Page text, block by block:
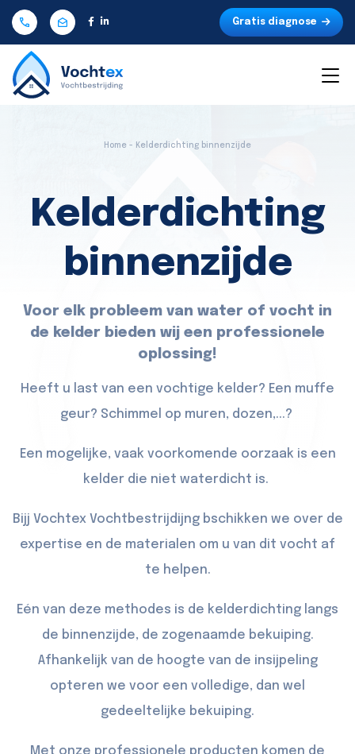
Gratis diagnose
Home - Kelderdichting binnenzijde
Kelderdichting
binnenzijde
Voor elk probleem van water of vocht in
de kelder bieden wij een professionele
oplossing!
Heeft u last van een vochtige kelder? Een muffe
geur? Schimmel op muren, dozen,...?
Een mogelijke, vaak voorkomende oorzaak is een
kelder die niet waterdicht is.
Bijj Vochtex Vochtbestrijdijng bschikken we over de
expertise en de materialen om u van dit vocht af
te helpen.
Eén van deze methodes is de kelderdichting langs
de binnenzijde, de zogenaamde bekuiping.
Afhankelijk van de hoogte van de insijpeling
opteren we voor een volledige, dan wel
gedeeltelijke bekuiping.